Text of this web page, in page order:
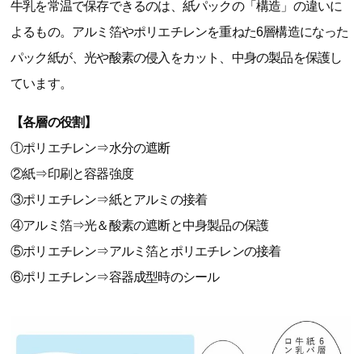
牛乳を常温で保存できるのは、紙パックの「構造」の違いに
よるもの。アルミ箔やポリエチレンを重ねた6層構造になった
パック紙が、光や酸素の侵入をカット、中身の製品を保護し
ています。
【各層の役割】
①ポリエチレン⇒水分の遮断
②紙⇒印刷と容器強度
③ポリエチレン⇒紙とアルミの接着
④アルミ箔⇒光＆酸素の遮断と中身製品の保護
⑤ポリエチレン⇒アルミ箔とポリエチレンの接着
⑥ポリエチレン⇒容器成型時のシール